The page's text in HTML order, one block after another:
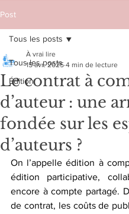
Post
Tous les posts
Édition
Tous les posts
Le contrat à
d’auteur : une
fondée sur les
d’auteurs ?
À vrai lire
15 avr. 2025 4 min de lecture
On l’appelle édition à
édition participative,
encore à compte partagé.
de contrat, les coûts de